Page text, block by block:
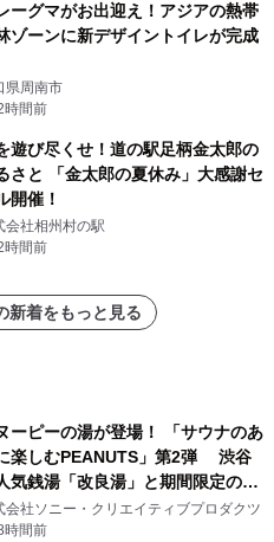
ーグマがお出迎え！アジアの熱帯
ゾーンに新デザイントイレが完成
県周南市
時間前
遊び尽くせ！道の駅足柄金太郎の
さと 「金太郎の夏休み」大感謝セ
開催！
会社相州村の駅
時間前
新着をもっと見る
ーピーの湯が登場！ 「サウナのあ
楽しむPEANUTS」第2弾 渋谷
気銭湯「改良湯」と期間限定のコ
レーション サウナイキタイコラ
ッズも発売決定！
会社ソニー・クリエイティブプロダクツ
時間前